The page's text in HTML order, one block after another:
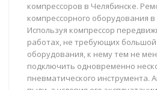
компрессоров в Челябинске.
компрессорного оборудования
Используя компрессор
работах, не требующих
оборудования, к нему тем не
подключить одновременно
пневматического инструмента.